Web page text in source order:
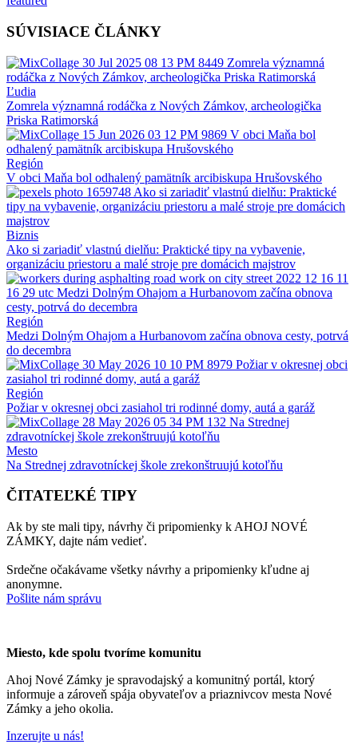
SÚVISIACE ČLÁNKY
Ľudia
Zomrela významná rodáčka z Nových Zámkov, archeologička
Priska Ratimorská
Región
V obci Maňa bol odhalený pamätník arcibiskupa Hrušovského
Biznis
Ako si zariadiť vlastnú dielňu: Praktické tipy na vybavenie,
organizáciu priestoru a malé stroje pre domácich majstrov
Región
Medzi Dolným Ohajom a Hurbanovom začína obnova cesty, potrvá
do decembra
Región
Požiar v okresnej obci zasiahol tri rodinné domy, autá a garáž
Mesto
Na Strednej zdravotníckej škole zrekonštruujú kotoľňu
ČITATEĽKÉ TIPY
Ak by ste mali tipy, návrhy či pripomienky k AHOJ NOVÉ
ZÁMKY, dajte nám vedieť.
Srdečne očakávame všetky návrhy a pripomienky kľudne aj
anonymne.
Pošlite nám správu
Miesto, kde spolu tvoríme komunitu
Ahoj Nové Zámky je spravodajský a komunitný portál, ktorý
informuje a zároveň spája obyvateľov a priaznivcov mesta Nové
Zámky a jeho okolia.
Inzerujte u nás!